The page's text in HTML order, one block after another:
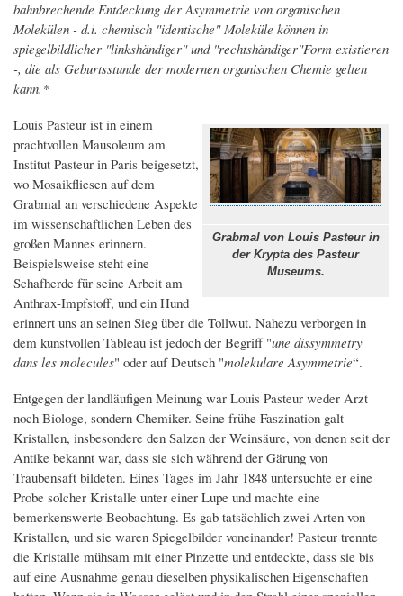
bahnbrechende Entdeckung der Asymmetrie von organischen
Molekülen - d.i. chemisch "identische" Moleküle können in
spiegelbildlicher "linkshändiger" und "rechtshändiger"Form existieren
-, die als Geburtsstunde der modernen organischen Chemie gelten
kann.*
Grabmal von Louis Pasteur in
der Krypta des Pasteur
Museums.
Louis Pasteur ist in einem
prachtvollen Mausoleum am
Institut Pasteur in Paris beigesetzt,
wo Mosaikfliesen auf dem
Grabmal an verschiedene Aspekte
im wissenschaftlichen Leben des
großen Mannes erinnern.
Beispielsweise steht eine
Schafherde für seine Arbeit am
Anthrax-Impfstoff, und ein Hund
erinnert uns an seinen Sieg über die Tollwut. Nahezu verborgen in
dem kunstvollen Tableau ist jedoch der Begriff "une dissymmetry
dans les molecules" oder auf Deutsch "molekulare Asymmetrie“.
Entgegen der landläufigen Meinung war Louis Pasteur weder Arzt
noch Biologe, sondern Chemiker. Seine frühe Faszination galt
Kristallen, insbesondere den Salzen der Weinsäure, von denen seit der
Antike bekannt war, dass sie sich während der Gärung von
Traubensaft bildeten. Eines Tages im Jahr 1848 untersuchte er eine
Probe solcher Kristalle unter einer Lupe und machte eine
bemerkenswerte Beobachtung. Es gab tatsächlich zwei Arten von
Kristallen, und sie waren Spiegelbilder voneinander! Pasteur trennte
die Kristalle mühsam mit einer Pinzette und entdeckte, dass sie bis
auf eine Ausnahme genau dieselben physikalischen Eigenschaften